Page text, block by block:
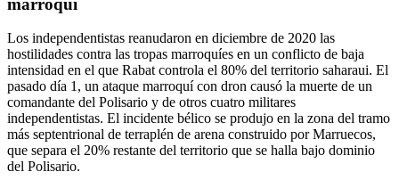
Los independentistas reanudaron en diciembre de 2020 las
hostilidades contra las tropas marroquíes en un conflicto de baja
intensidad en el que Rabat controla el 80% del territorio saharaui. El
pasado día 1, un ataque marroquí con dron causó la muerte de un
comandante del Polisario y de otros cuatro militares
independentistas. El incidente bélico se produjo en la zona del tramo
más septentrional de terraplén de arena construido por Marruecos,
que separa el 20% restante del territorio que se halla bajo dominio
del Polisario.